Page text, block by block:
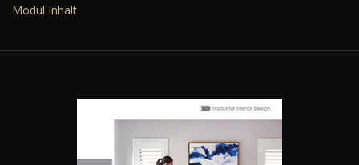
Modul Inhalt